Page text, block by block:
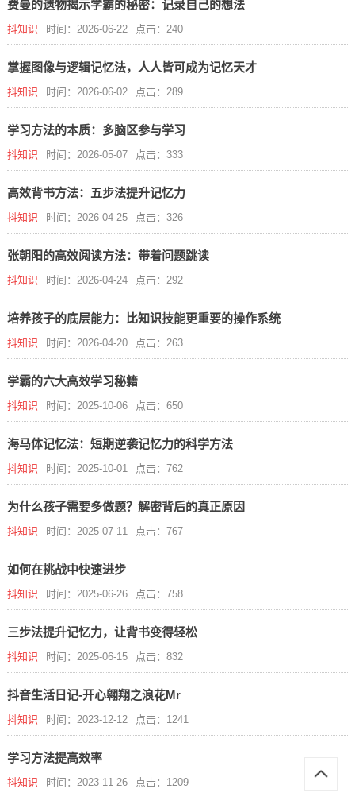
费曼的遗物揭示学霸的秘密：记录自己的想法
抖知识 时间：2026-06-22 点击：240
掌握图像与逻辑记忆法，人人皆可成为记忆天才
抖知识 时间：2026-06-02 点击：289
学习方法的本质：多脑区参与学习
抖知识 时间：2026-05-07 点击：333
高效背书方法：五步法提升记忆力
抖知识 时间：2026-04-25 点击：326
张朝阳的高效阅读方法：带着问题跳读
抖知识 时间：2026-04-24 点击：292
培养孩子的底层能力：比知识技能更重要的操作系统
抖知识 时间：2026-04-20 点击：263
学霸的六大高效学习秘籍
抖知识 时间：2025-10-06 点击：650
海马体记忆法：短期逆袭记忆力的科学方法
抖知识 时间：2025-10-01 点击：762
为什么孩子需要多做题？解密背后的真正原因
抖知识 时间：2025-07-11 点击：767
如何在挑战中快速进步
抖知识 时间：2025-06-26 点击：758
三步法提升记忆力，让背书变得轻松
抖知识 时间：2025-06-15 点击：832
抖音生活日记-开心翱翔之浪花Mr
抖知识 时间：2023-12-12 点击：1241
学习方法提高效率
抖知识 时间：2023-11-26 点击：1209